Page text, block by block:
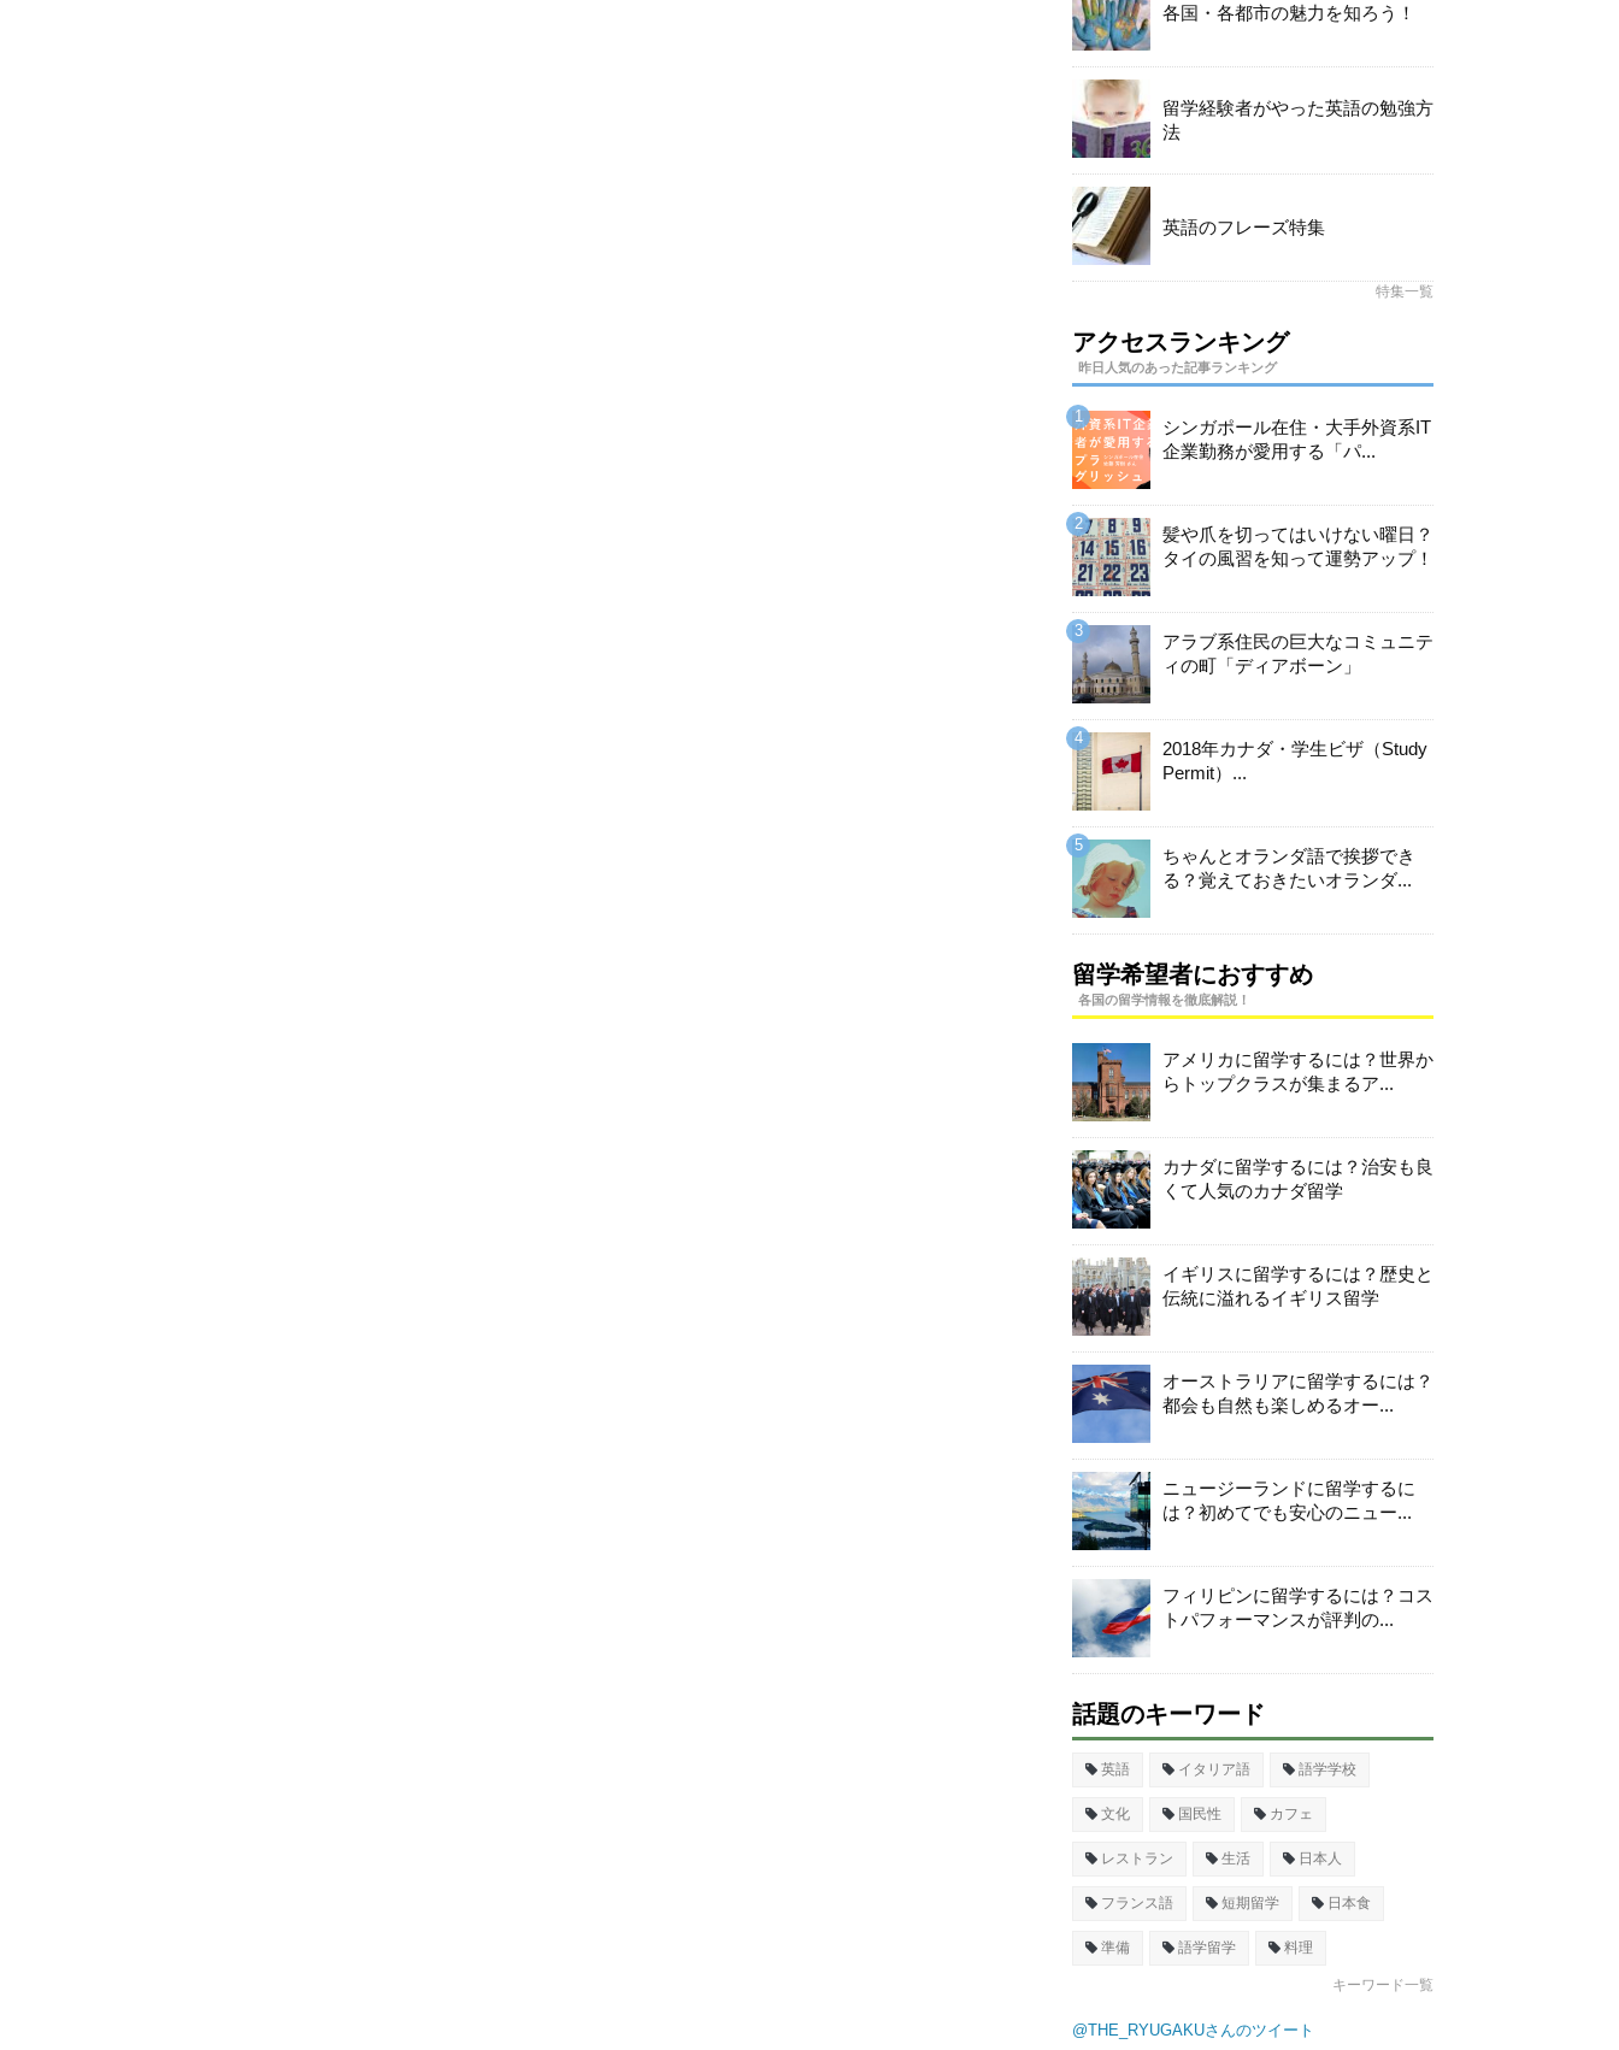
各国・各都市の魅力を知ろう！
留学経験者がやった英語の勉強方
法
英語のフレーズ特集
特集一覧
アクセスランキング
昨日人気のあった記事ランキング
シンガポール在住・大手外資系IT
企業勤務が愛用する「パ...
髪や爪を切ってはいけない曜日？
タイの風習を知って運勢アップ！
アラブ系住民の巨大なコミュニテ
ィの町「ディアボーン」
2018年カナダ・学生ビザ（Study
Permit）...
ちゃんとオランダ語で挨拶でき
る？覚えておきたいオランダ...
留学希望者におすすめ
各国の留学情報を徹底解説！
アメリカに留学するには？世界か
らトップクラスが集まるア...
カナダに留学するには？治安も良
くて人気のカナダ留学
イギリスに留学するには？歴史と
伝統に溢れるイギリス留学
オーストラリアに留学するには？
都会も自然も楽しめるオー...
ニュージーランドに留学するに
は？初めてでも安心のニュー...
フィリピンに留学するには？コス
トパフォーマンスが評判の...
話題のキーワード
英語 イタリア語 語学学校
文化 国民性 カフェ
レストラン 生活 日本人
フランス語 短期留学 日本食
準備 語学留学 料理
キーワード一覧
@THE_RYUGAKUさんのツイート